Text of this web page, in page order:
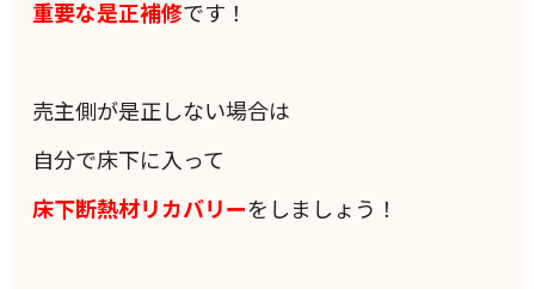
重要な是正補修です！
売主側が是正しない場合は
自分で床下に入って
床下断熱材リカバリーをしましょう！